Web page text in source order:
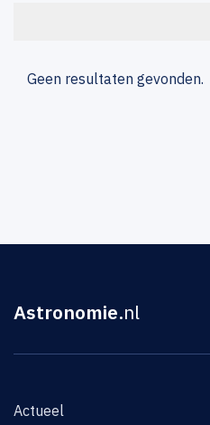
Geen resultaten gevonden.
Astronomie.nl
Actueel